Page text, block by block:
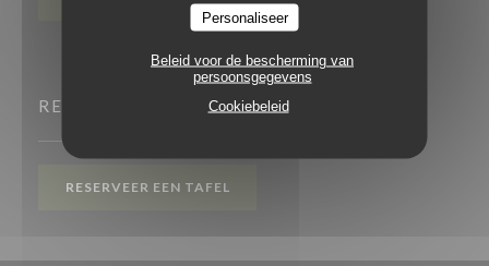
Personaliseer
Beleid voor de bescherming van
persoonsgegevens
Cookiebeleid
RESERVERING
RESERVEER EEN TAFEL